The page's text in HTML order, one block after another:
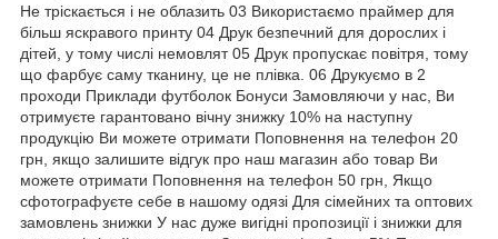
Не тріскається і не облазить 03 Використаємо праймер для
більш яскравого принту 04 Друк безпечний для дорослих і
дітей, у тому числі немовлят 05 Друк пропускає повітря, тому
що фарбує саму тканину, це не плівка. 06 Друкуємо в 2
проходи Приклади футболок Бонуси Замовляючи у нас, Ви
отримуєте гарантовано вічну знижку 10% на наступну
продукцію Ви можете отримати Поповнення на телефон 20
грн, якщо залишите відгук про наш магазин або товар Ви
можете отримати Поповнення на телефон 50 грн, Якщо
сфотографуєте себе в нашому одязі Для сімейних та оптових
замовлень знижки У нас дуже вигідні пропозиції і знижки для